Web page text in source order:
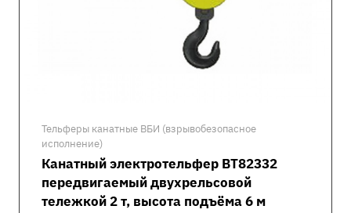
Тельферы канатные ВБИ (взрывобезопасное
исполнение)
Канатный электротельфер ВТ82332
передвигаемый двухрельсовой
тележкой 2 т, высота подъёма 6 м